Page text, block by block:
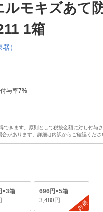
ルモキズあて
1箱
）
与率7%
できます。原則として税抜金額に対し付与
があります。詳細は内訳からご確認くださ
×3箱
696円×5箱
3,480円
お得